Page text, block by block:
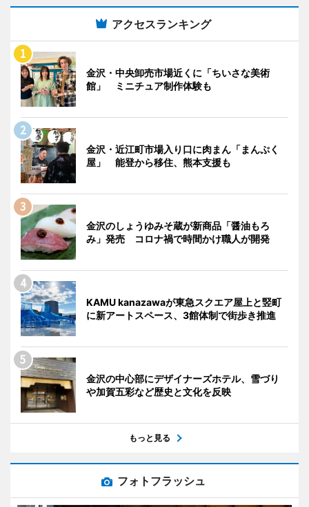
アクセスランキング
金沢・中央卸売市場近くに「ちいさな美術
館」 ミニチュア制作体験も
金沢・近江町市場入り口に肉まん「まんぷく
屋」 能登から移住、熊本支援も
金沢のしょうゆみそ蔵が新商品「醤油もろ
み」発売 コロナ禍で時間かけ職人が開発
KAMU kanazawaが東急スクエア屋上と竪町
に新アートスペース、3館体制で街歩き推進
金沢の中心部にデザイナーズホテル、雪づり
や加賀五彩など歴史と文化を反映
もっと見る
フォトフラッシュ